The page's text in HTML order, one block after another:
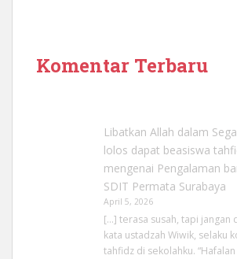
Komentar Terbaru
Libatkan Allah dalam
lolos dapat beasiswa
mengenai Pengalaman
SDIT Permata Surabaya
April 5, 2026
[…] terasa susah, tapi jangan
kata ustadzah Wiwik, selaku
tahfidz di sekolahku.